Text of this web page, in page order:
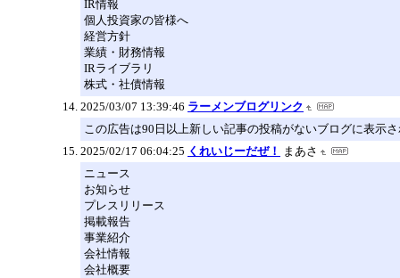
IR情報
個人投資家の皆様へ
経営方針
業績・財務情報
IRライブラリ
株式・社債情報
2025/03/07 13:39:46 ラーメンブログリンク
この広告は90日以上新しい記事の投稿がないブログに表示さ
2025/02/17 06:04:25 くれいじーだぜ！
まあさ
ニュース
お知らせ
プレスリリース
掲載報告
事業紹介
会社情報
会社概要